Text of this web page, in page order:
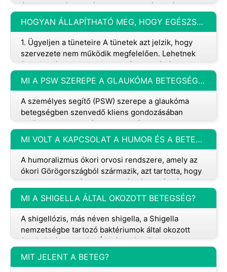
és a mandulákat borítja. Ez a membrán elzárhatja a
légutakat, ami légzé
HOGYAN ÁLLAPÍTHATÓ MEG, HOGY EGÉSZSÉGÜGYI PROBLÉMÁI VANNAK?
1. Ügyeljen a tüneteire A tünetek azt jelzik, hogy
szervezete nem működik megfelelően. Lehetnek
fizikaiak, érzelmiek vagy mentálisak. Néhány
gyakori tünet, amelyre figy
MI A PSW SZEREPE A GLAUKÓMA BETEGSÉGBEN SZENVEDŐ KLIENS GONDOZÁSÁBAN?
A személyes segítő (PSW) szerepe a glaukóma
betegségben szenvedő kliens gondozásában
elsősorban meghatározott személyes
gondoskodási tevékenységek elvégzését és az
orvosi
MI VOLT A KAPCSOLAT A HUMOR ÉS A BETEGSÉGEK KÖZÖTT?
A humoralizmus ókori orvosi rendszere, amely az
ókori Görögországból származik, azt tartotta, hogy
az emberi test négy esszenciális folyadékból vagy
humorból áll:vérből,
MI A SHIGELLA ÁLTAL OKOZOTT BETEGSÉG?
A shigellózis, más néven shigella, a Shigella
nemzetségbe tartozó baktériumok által okozott
fertőző bélbetegség. Általában fertőzött
élelmiszerrel vagy vízzel, vagy fertő
MIT JELENT A BETEG?